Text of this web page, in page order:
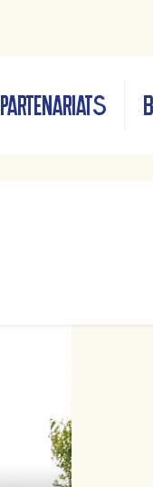
PARTENARIATS